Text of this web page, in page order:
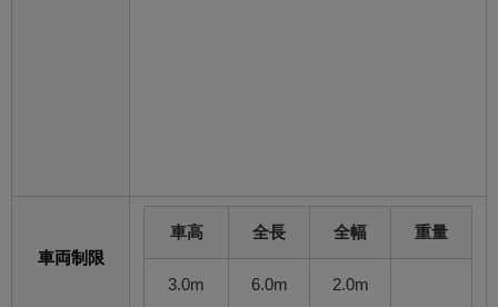
車両制限
車高 全長 全幅 重量
3.0m 6.0m 2.0m